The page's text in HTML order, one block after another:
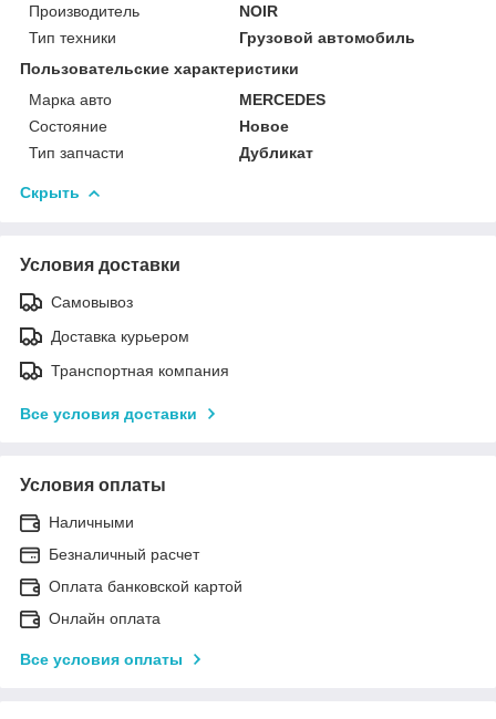
Производитель
NOIR
Тип техники
Грузовой автомобиль
Пользовательские характеристики
Марка авто
MERCEDES
Состояние
Новое
Тип запчасти
Дубликат
Скрыть
Условия доставки
Самовывоз
Доставка курьером
Транспортная компания
Все условия доставки
Условия оплаты
Наличными
Безналичный расчет
Оплата банковской картой
Онлайн оплата
Все условия оплаты